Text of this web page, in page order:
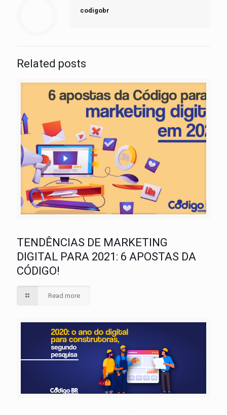
codigobr
Related posts
TENDÊNCIAS DE MARKETING
DIGITAL PARA 2021: 6 APOSTAS DA
CÓDIGO!
Read more